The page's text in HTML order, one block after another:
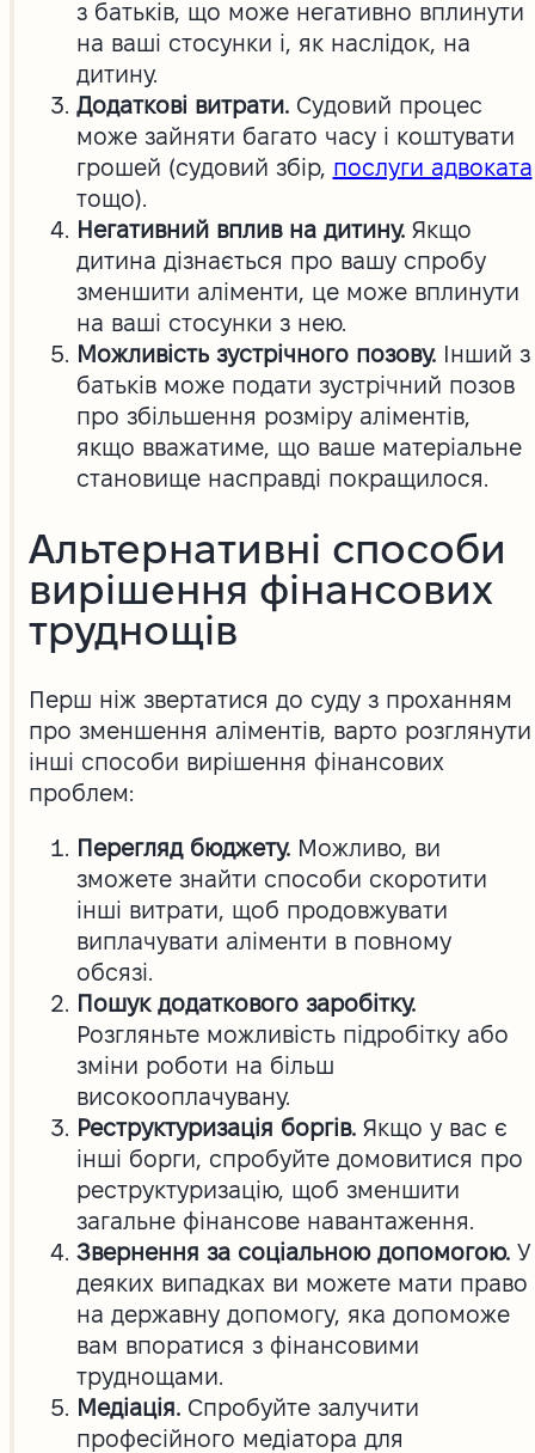
з батьків, що може негативно вплинути
на ваші стосунки і, як наслідок, на
дитину.
Додаткові витрати.Судовий процес
може зайняти багато часу і коштувати
грошей (судовий збір, послуги адвоката
тощо).
Негативний вплив на дитину.Якщо
дитина дізнається про вашу спробу
зменшити аліменти, це може вплинути
на ваші стосунки з нею.
Можливість зустрічного позову. Інший з
батьків може подати зустрічний позов
про збільшення розміру аліментів,
якщо вважатиме, що ваше матеріальне
становище насправді покращилося.
Альтернативні способи
вирішення фінансових
труднощів
Перш ніж звертатися до суду з проханням
про зменшення аліментів, варто розглянути
інші способи вирішення фінансових
проблем:
Перегляд бюджету.Можливо, ви
зможете знайти способи скоротити
інші витрати, щоб продовжувати
виплачувати аліменти в повному
обсязі.
Пошук додаткового заробітку.
Розгляньте можливість підробітку або
зміни роботи на більш
високооплачувану.
Реструктуризація боргів.Якщо у вас є
інші борги, спробуйте домовитися про
реструктуризацію, щоб зменшити
загальне фінансове навантаження.
Звернення за соціальною допомогою.У
деяких випадках ви можете мати право
на державну допомогу, яка допоможе
вам впоратися з фінансовими
труднощами.
Медіація.Спробуйте залучити
професійного медіатора для